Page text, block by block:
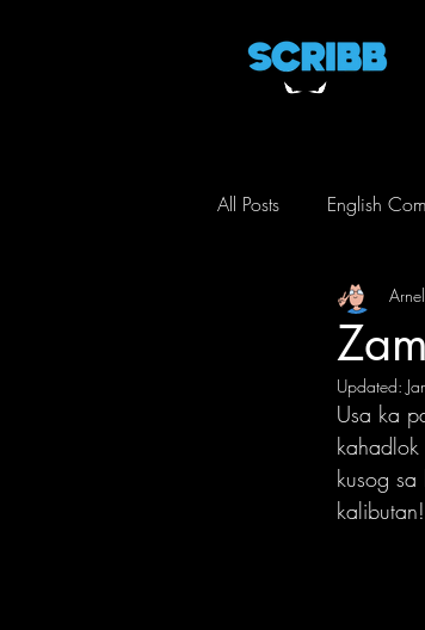
All Posts English
Life of Arnel
Mystery
Arnel
Updated:
Usa ka
kusog
kalibutan!